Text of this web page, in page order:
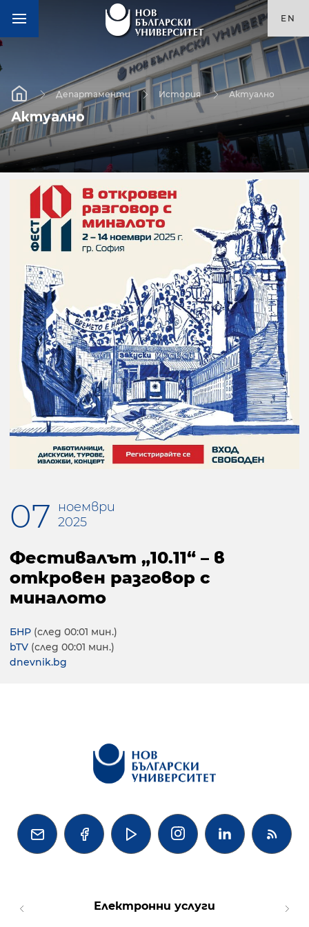
EN
Департаменти История Актуално
Актуално
07
ноември
2025
Фестивалът „10.11“ – в
откровен разговор с
миналото
БНР (след 00:01 мин.)
bTV (след 00:01 мин.)
dnevnik.bg
   
Електронни услуги